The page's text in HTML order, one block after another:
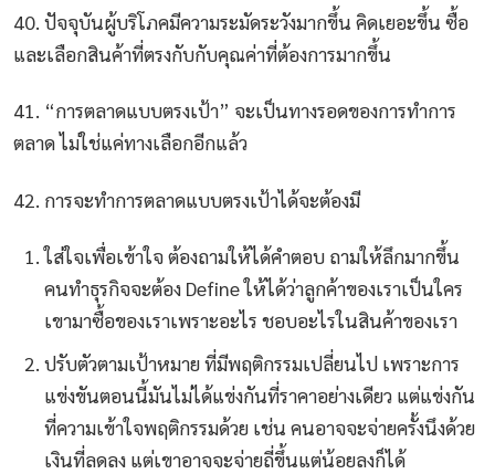
40. ปัจจุบันผู้บริโภคมีความระมัดระวังมากขึ้น คิดเยอะขึ้น ซื้อ
และเลือกสินค้าที่ตรงกับกับคุณค่าที่ต้องการมากขึ้น
41. “การตลาดแบบตรงเป้า” จะเป็นทางรอดของการทำการ
ตลาด ไม่ใช่แค่ทางเลือกอีกแล้ว
42. การจะทำการตลาดแบบตรงเป้าได้จะต้องมี
ใส่ใจเพื่อเข้าใจ ต้องถามให้ได้คำตอบ ถามให้ลึกมากขึ้น
คนทำธุรกิจจะต้อง Define ให้ได้ว่าลูกค้าของเราเป็นใคร
เขามาซื้อของเราเพราะอะไร ชอบอะไรในสินค้าของเรา
ปรับตัวตามเป้าหมาย ที่มีพฤติกรรมเปลี่ยนไป เพราะการ
แข่งขันตอนนี้มันไม่ได้แข่งกันที่ราคาอย่างเดียว แต่แข่งกัน
ที่ความเข้าใจพฤติกรรมด้วย เช่น คนอาจจะจ่ายครั้งนึงด้วย
เงินที่ลดลง แต่เขาอาจจะจ่ายถี่ขึ้นแต่น้อยลงก็ได้